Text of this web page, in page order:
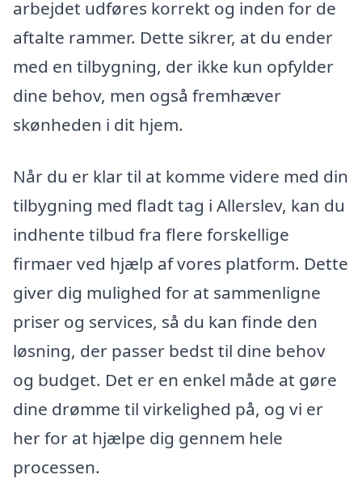
arbejdet udføres korrekt og inden for de
aftalte rammer. Dette sikrer, at du ender
med en tilbygning, der ikke kun opfylder
dine behov, men også fremhæver
skønheden i dit hjem.
Når du er klar til at komme videre med din
tilbygning med fladt tag i Allerslev, kan du
indhente tilbud fra flere forskellige
firmaer ved hjælp af vores platform. Dette
giver dig mulighed for at sammenligne
priser og services, så du kan finde den
løsning, der passer bedst til dine behov
og budget. Det er en enkel måde at gøre
dine drømme til virkelighed på, og vi er
her for at hjælpe dig gennem hele
processen.